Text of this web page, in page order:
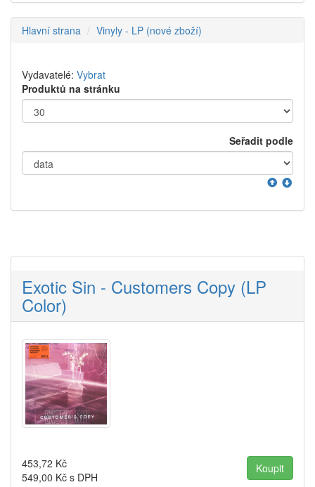
Hlavní strana Vinyly - LP (nové zboží)
Vydavatelé: Vybrat
Produktů na stránku
Seřadit podle
Exotic Sin - Customers Copy (LP
Color)
453,72 Kč
549,00 Kč s DPH